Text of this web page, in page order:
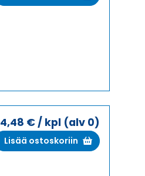
4,48 €/ kpl (alv 0)
Lisää ostoskoriin